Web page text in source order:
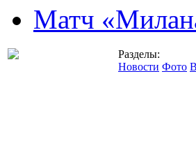
Матч
Разделы:
Новости Фото